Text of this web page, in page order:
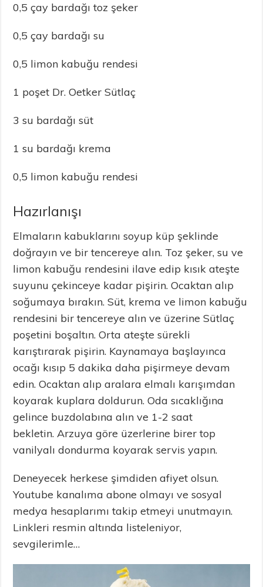
0,5 çay bardağı toz şeker
0,5 çay bardağı su
0,5 limon kabuğu rendesi
1 poşet Dr. Oetker Sütlaç
3 su bardağı süt
1 su bardağı krema
0,5 limon kabuğu rendesi
Hazırlanışı
Elmaların kabuklarını soyup küp şeklinde
doğrayın ve bir tencereye alın. Toz şeker, su ve
limon kabuğu rendesini ilave edip kısık ateşte
suyunu çekinceye kadar pişirin. Ocaktan alıp
soğumaya bırakın. Süt, krema ve limon kabuğu
rendesini bir tencereye alın ve üzerine Sütlaç
poşetini boşaltın. Orta ateşte sürekli
karıştırarak pişirin. Kaynamaya başlayınca
ocağı kısıp 5 dakika daha pişirmeye devam
edin. Ocaktan alıp aralara elmalı karışımdan
koyarak kuplara doldurun. Oda sıcaklığına
gelince buzdolabına alın ve 1-2 saat
bekletin. Arzuya göre üzerlerine birer top
vanilyalı dondurma koyarak servis yapın.
Deneyecek herkese şimdiden afiyet olsun.
Youtube kanalıma abone olmayı ve sosyal
medya hesaplarımı takip etmeyi unutmayın.
Linkleri resmin altında listeleniyor,
sevgilerimle…